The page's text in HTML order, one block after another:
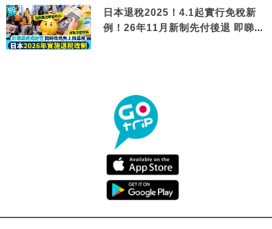
日本退稅2025！4.1起實行免稅新
例！26年11月新制先付後退 即睇步